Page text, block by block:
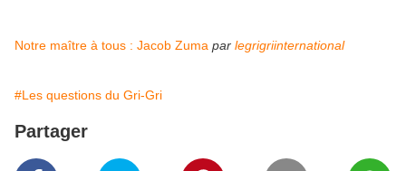
Notre maître à tous : Jacob Zuma par legrigriinternational
#Les questions du Gri-Gri
Partager